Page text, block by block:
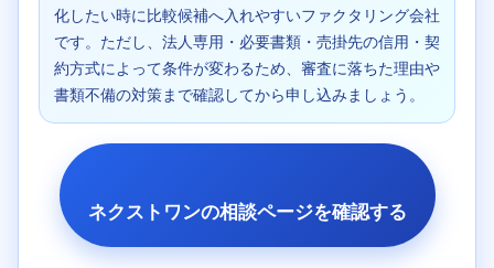
化したい時に比較候補へ入れやすいファクタリング会社
です。ただし、法人専用・必要書類・売掛先の信用・契
約方式によって条件が変わるため、審査に落ちた理由や
書類不備の対策まで確認してから申し込みましょう。
ネクストワンの相談ページを確認する